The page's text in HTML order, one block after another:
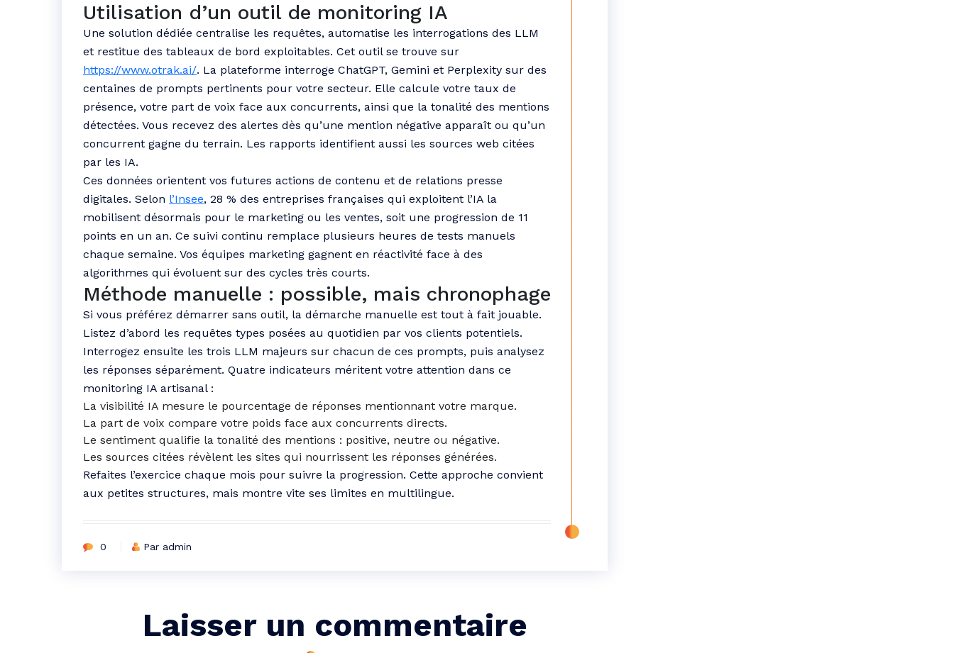
Utilisation d’un outil de monitoring IA
Une solution dédiée centralise les requêtes, automatise les interrogations des LLM
et restitue des tableaux de bord exploitables. Cet outil se trouve sur
https://www.otrak.ai/. La plateforme interroge ChatGPT, Gemini et Perplexity sur des
centaines de prompts pertinents pour votre secteur. Elle calcule votre taux de
présence, votre part de voix face aux concurrents, ainsi que la tonalité des mentions
détectées. Vous recevez des alertes dès qu’une mention négative apparaît ou qu’un
concurrent gagne du terrain. Les rapports identifient aussi les sources web citées
par les IA.
Ces données orientent vos futures actions de contenu et de relations presse
digitales. Selon l’Insee, 28 % des entreprises françaises qui exploitent l’IA la
mobilisent désormais pour le marketing ou les ventes, soit une progression de 11
points en un an. Ce suivi continu remplace plusieurs heures de tests manuels
chaque semaine. Vos équipes marketing gagnent en réactivité face à des
algorithmes qui évoluent sur des cycles très courts.
Méthode manuelle : possible, mais chronophage
Si vous préférez démarrer sans outil, la démarche manuelle est tout à fait jouable.
Listez d’abord les requêtes types posées au quotidien par vos clients potentiels.
Interrogez ensuite les trois LLM majeurs sur chacun de ces prompts, puis analysez
les réponses séparément. Quatre indicateurs méritent votre attention dans ce
monitoring IA artisanal :
La visibilité IA mesure le pourcentage de réponses mentionnant votre marque.
La part de voix compare votre poids face aux concurrents directs.
Le sentiment qualifie la tonalité des mentions : positive, neutre ou négative.
Les sources citées révèlent les sites qui nourrissent les réponses générées.
Refaites l’exercice chaque mois pour suivre la progression. Cette approche convient
aux petites structures, mais montre vite ses limites en multilingue.
0 Par admin
Laisser un commentaire